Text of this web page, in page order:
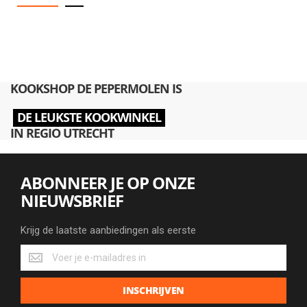
KOOKSHOP DE PEPERMOLEN IS
DE LEUKSTE KOOKWINKEL
IN REGIO UTRECHT
ABONNEER JE OP ONZE
NIEUWSBRIEF
Krijg de laatste aanbiedingen als eerste
Krijg
de
laatste
INSCHRIJVEN